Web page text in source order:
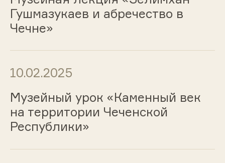
Гушмазукаев и абречество в
Чечне»
10.02.2025
Музейный урок «Каменный век
на территории Чеченской
Республики»